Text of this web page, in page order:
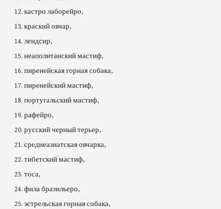
кастро лаборейро,
краский овчар,
лендсир,
неаполитанский мастиф,
пиренейская горная собака,
пиренейский мастиф,
португальский мастиф,
рафейро,
русский черный терьер,
среднеазиатская овчарка,
тибетский мастиф,
тоса,
фила бразильеро,
эстрельская горная собака,